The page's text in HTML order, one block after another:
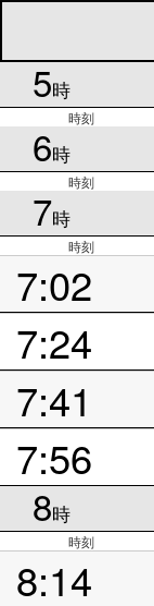
5時
時刻
6時
時刻
7時
時刻
7:02
7:24
7:41
7:56
8時
時刻
8:14